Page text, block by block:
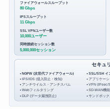
ファイアウォールスループット
80 Gbps
IPSスループット
11 Gbps
SSL VPNユーザー数
10,000ユーザー
同時接続セッション数
5,000,000セッション
セキュ
• NGFW (次世代ファイアウォール)
• IPS/IDS (侵入防止・検知)
• アンチウイルス・アンチスパム
• Webフィルタリング
• DLP (データ漏洩防止)
• SSL/SSH イ
• アプリケー
• VPN (IPsec/
• SD-WAN機能
• サンドボッ